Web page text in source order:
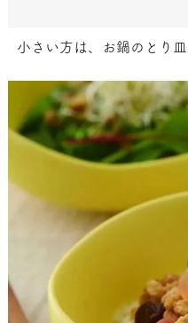
小さい方は、お鍋のとり皿